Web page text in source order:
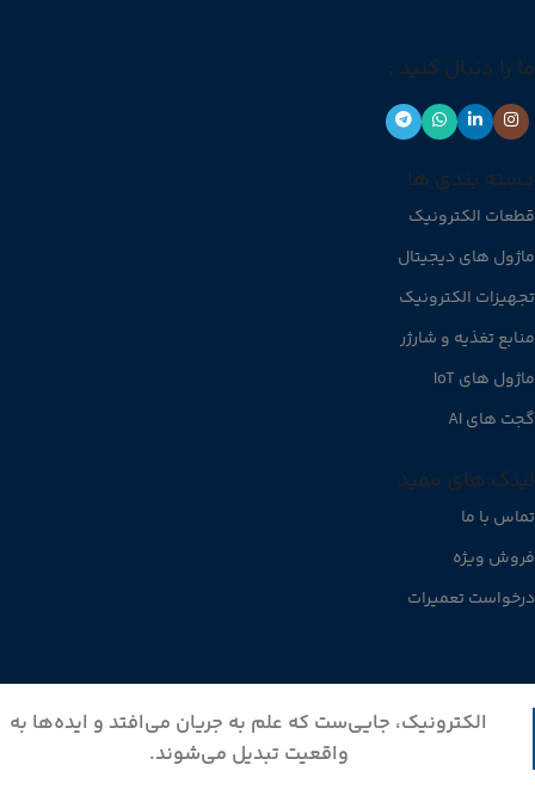
ما را دنبال کنید :
دسته بندی ها
قطعات الکترونیک
ماژول های دیجیتال
تجهیزات الکترونیک
منابع تغذیه و شارژر
ماژول های IoT
گجت های AI
لینک های مفید
تماس با ما
فروش ویژه
درخواست تعمیرات
الکترونیک، جایی‌ست که علم به جریان می‌افتد و ایده‌ها به
واقعیت تبدیل می‌شوند.